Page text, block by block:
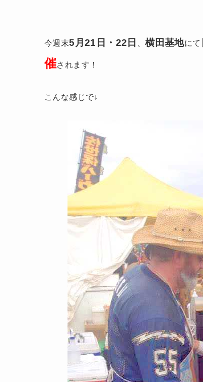
今週末5月21日・22日 、横田基地にて
催されます！
こんな感じで↓